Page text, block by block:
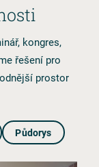
kongres,
řešení pro
prostor
Půdorys